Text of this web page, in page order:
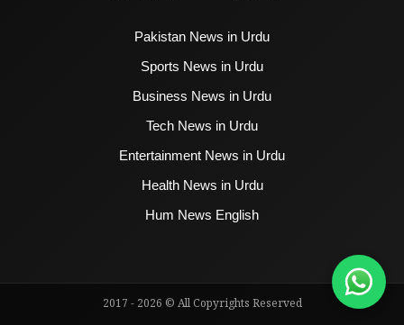
Pakistan News in Urdu
Sports News in Urdu
Business News in Urdu
Tech News in Urdu
Entertainment News in Urdu
Health News in Urdu
Hum News English
2017 - 2026 © All Copyrights Reserved